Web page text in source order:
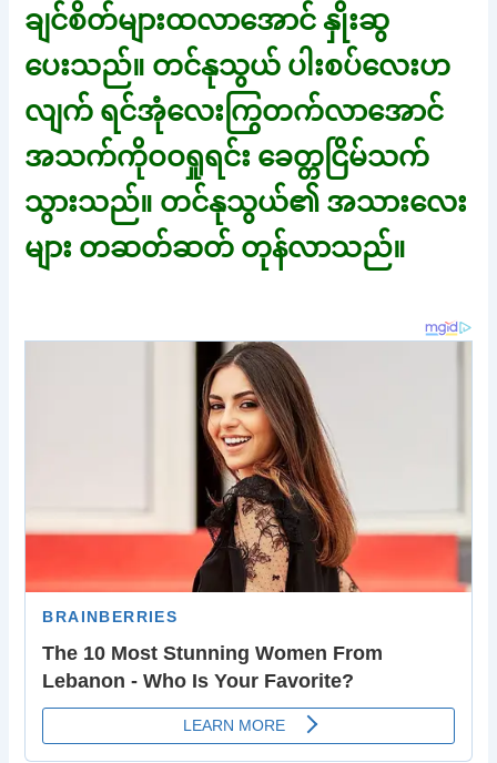
ချင်စိတ်များထလာအောင် နှိုးဆွ
ပေးသည်။ တင်နုသွယ် ပါးစပ်လေးဟ
လျက် ရင်အုံလေးကြွတက်လာအောင်
အသက်ကိုဝဝရှုရင်း ခေတ္တငြိမ်သက်
သွားသည်။ တင်နုသွယ်၏ အသားလေး
များ တဆတ်ဆတ် တုန်လာသည်။